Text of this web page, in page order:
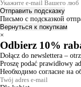
Отправить подсказку
Письмо с подсказкой
Вернуться к покупкам
×
Odbierz 10%
Dołącz do newslettera –
Proszę podać prawidłowy
Необходимо согласие на